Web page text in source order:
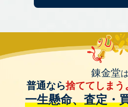
錬金堂は
普通なら捨ててしまう
一生懸命、査定・